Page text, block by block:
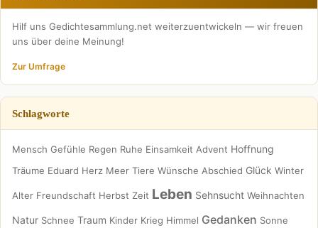
Hilf uns Gedichtesammlung.net weiterzuentwickeln — wir freuen
uns über deine Meinung!
Zur Umfrage
Schlagworte
Mensch Gefühle Regen Ruhe Einsamkeit Advent Hoffnung
Träume Eduard Herz Meer Tiere Wünsche Abschied Glück Winter
Alter Freundschaft Herbst Zeit Leben Sehnsucht Weihnachten
Natur Schnee Traum Kinder Krieg Himmel Gedanken Sonne